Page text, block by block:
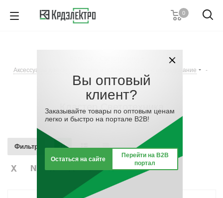
0
Аксессуары для светотехники и вспомогательное оборудование
-
Кластер Светотехника
Кластер Светотехника
Фильтр
Вы оптовый
клиент?
Заказывайте товары по оптовым ценам
легко и быстро на портале B2B!
Остаться на сайте
Перейти на B2B
портал